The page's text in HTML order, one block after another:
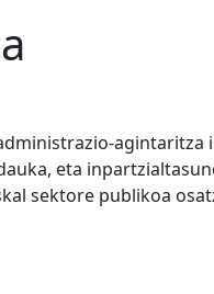
eta
sektore publikoa